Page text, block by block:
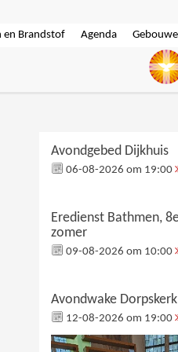
en Brandstof Agenda
Avondgebed Dijkhuis
06-08-2026 om 19:00
Eredienst Bathmen,
zomer
09-08-2026 om 10:00
Avondwake
12-08-2026 om 19:00